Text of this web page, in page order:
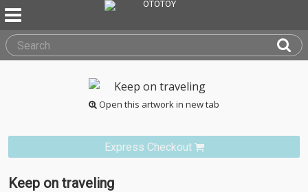
Open this artwork in new tab
Express Checkout
Keep on traveling